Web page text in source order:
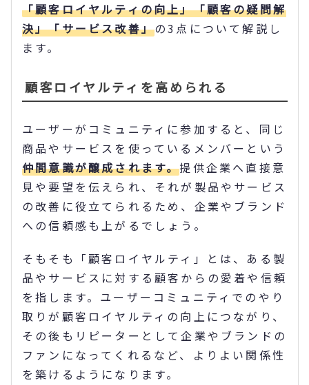
「顧客ロイヤルティの向上」「顧客の疑問解
決」「サービス改善」の3点について解説し
ます。
顧客ロイヤルティを高められる
ユーザーがコミュニティに参加すると、同じ
商品やサービスを使っているメンバーという
仲間意識が醸成されます。提供企業へ直接意
見や要望を伝えられ、それが製品やサービス
の改善に役立てられるため、企業やブランド
への信頼感も上がるでしょう。
そもそも「顧客ロイヤルティ」とは、ある製
品やサービスに対する顧客からの愛着や信頼
を指します。ユーザーコミュニティでのやり
取りが顧客ロイヤルティの向上につながり、
その後もリピーターとして企業やブランドの
ファンになってくれるなど、よりよい関係性
を築けるようになります。